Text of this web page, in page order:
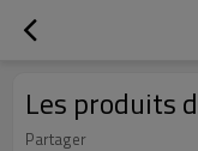
Les produits
Partager